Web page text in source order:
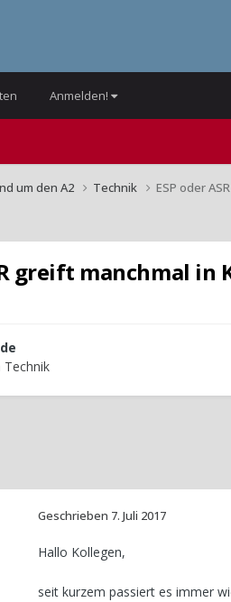
Anmelden!
um den A2 Technik ESP oder
greift manchmal
Technik
Geschrieben 7. Juli 2017
Hallo Kollegen,
seit kurzem passiert es immer